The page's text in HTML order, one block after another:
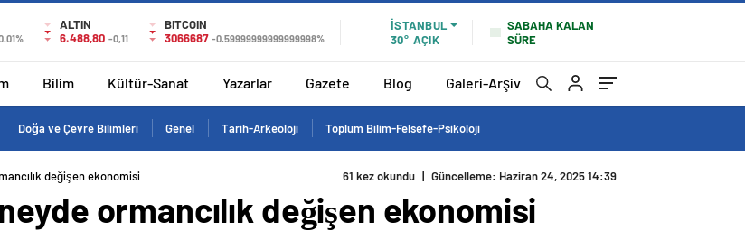
ALTIN
6.488,80 -0,11
BITCOIN
3066687 -0.59999999999999998%
İSTANBUL
30° AÇIK
SABAHA KALAN
SÜRE
Bilim Kültür-Sanat Yazarlar Gazete Blog Galeri-Arşiv
Doğa ve Çevre Bilimleri Genel Tarih-Arkeoloji Toplum Bilim-Felsefe-Psikoloji
değişen ekonomisi 61 kez okundu | Güncelleme: Haziran 24, 2025 14:39
ormancılık değişen ekonomisi